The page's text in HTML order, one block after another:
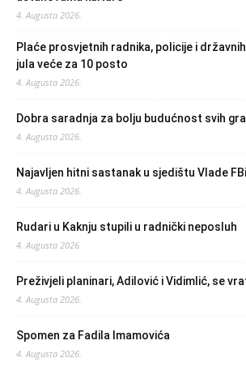
4. Augusta 2026.
Plaće prosvjetnih radnika, policije i
jula veće za 10 posto
4. Augusta 2026.
Dobra saradnja za bolju budućnost svih
4. Augusta 2026.
Najavljen hitni sastanak u sjedištu Vlade
4. Augusta 2026.
Rudari u Kaknju stupili u radnički neposluh
4. Augusta 2026.
Preživjeli planinari, Adilović i Vidimlić, se
4. Augusta 2026.
Spomen za Fadila Imamovića
4. Augusta 2026.